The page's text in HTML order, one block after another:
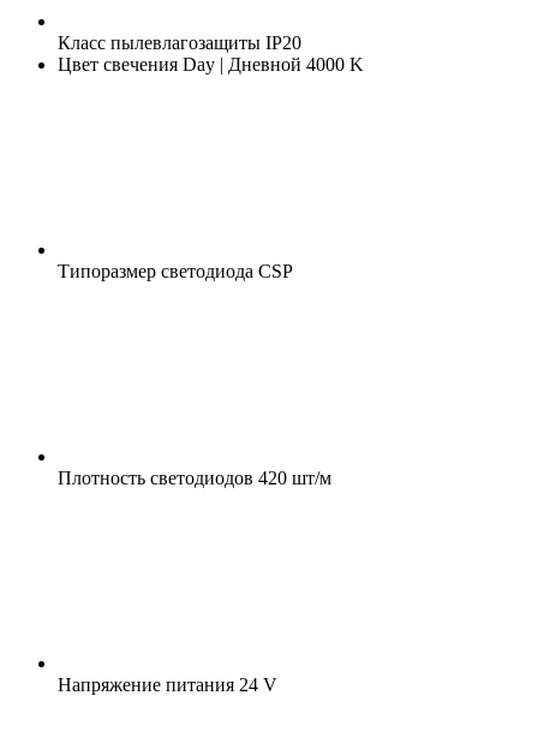
Класс пылевлагозащиты IP20
Цвет свечения Day | Дневной 4000 K
Типоразмер светодиода CSP
Плотность светодиодов 420 шт/м
Напряжение питания 24 V